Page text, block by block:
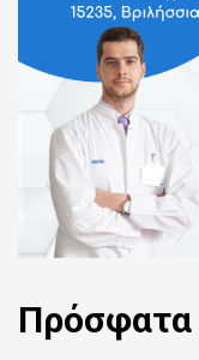
Πρόσφατα